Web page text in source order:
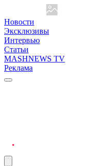
Новости
Эксклюзивы
Интервью
Статьи
MASHNEWS TV
Реклама